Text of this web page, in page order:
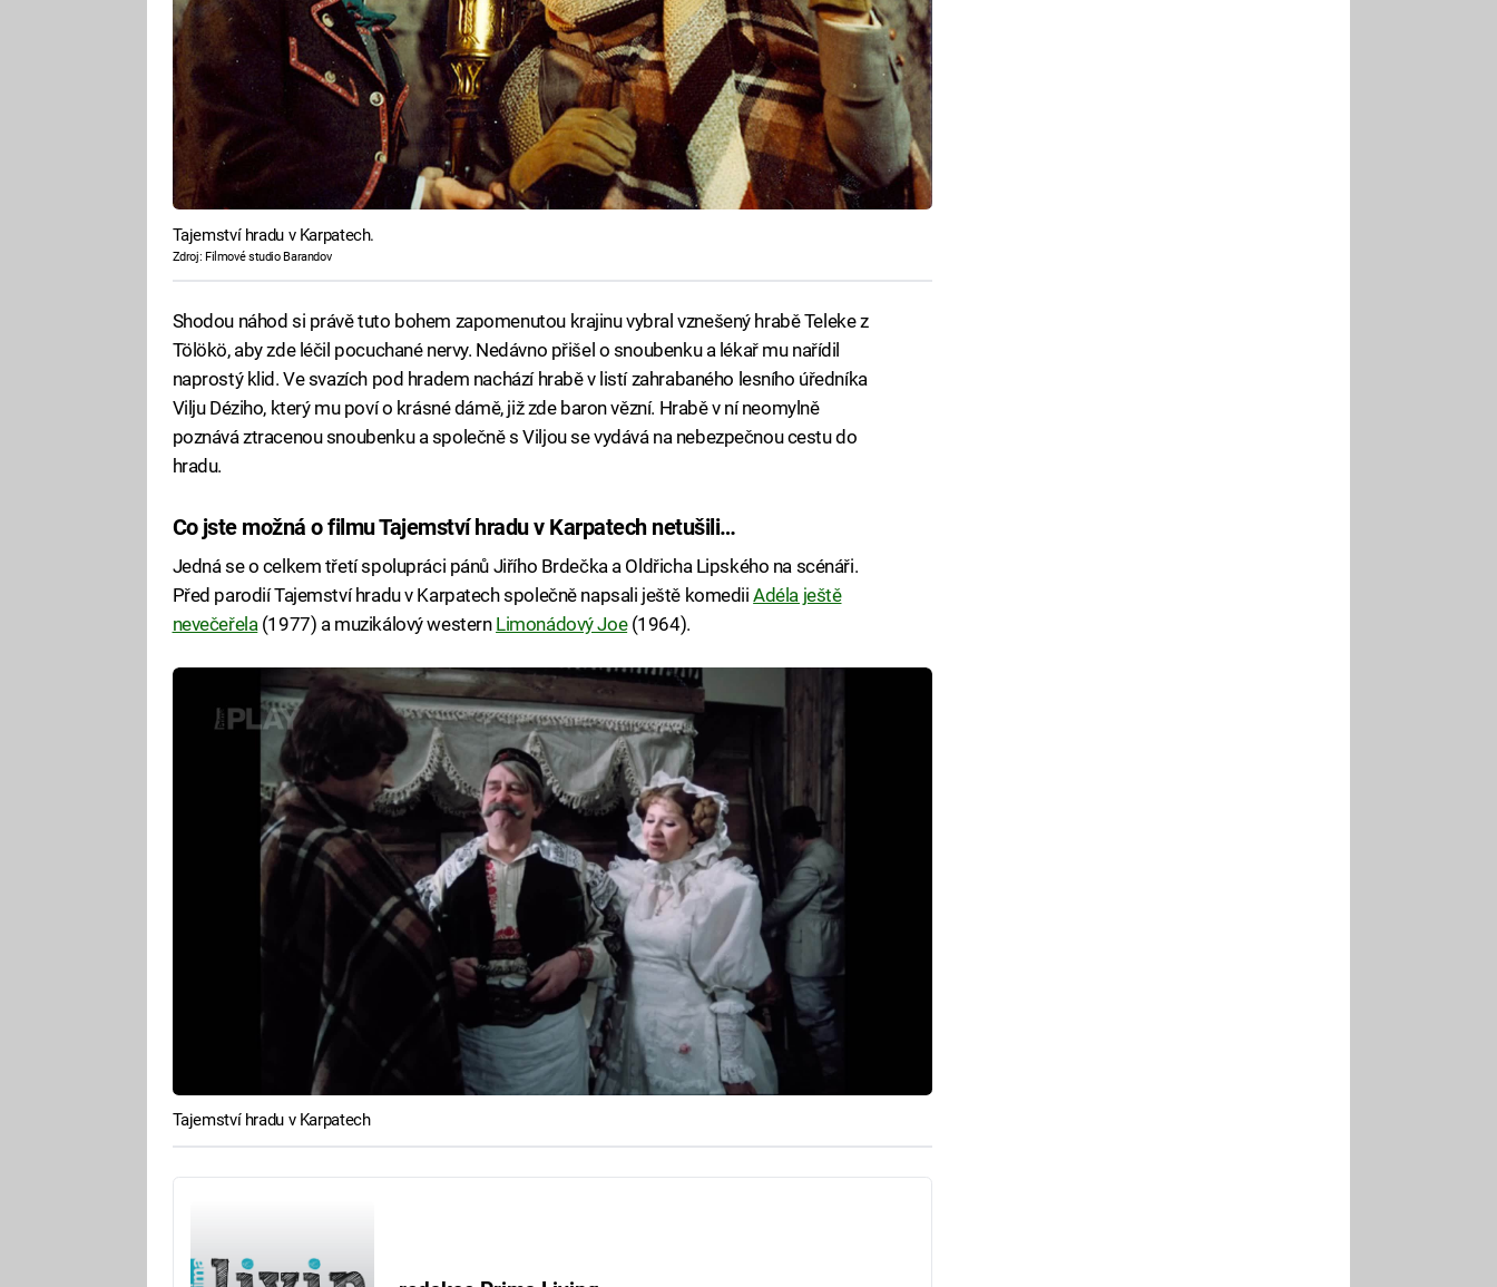
Tajemství hradu v Karpatech.
Zdroj: Filmové studio Barandov
Shodou náhod si právě tuto bohem zapomenutou krajinu vybral vznešený hrabě Teleke z
Tölökö, aby zde léčil pocuchané nervy. Nedávno přišel o snoubenku a lékař mu nařídil
naprostý klid. Ve svazích pod hradem nachází hrabě v listí zahrabaného lesního úředníka
Vilju Déziho, který mu poví o krásné dámě, již zde baron vězní. Hrabě v ní neomylně
poznává ztracenou snoubenku a společně s Viljou se vydává na nebezpečnou cestu do
hradu.
Co jste možná o filmu Tajemství hradu v Karpatech netušili…
Jedná se o celkem třetí spolupráci pánů Jiřího Brdečka a Oldřicha Lipského na scénáři.
Před parodií Tajemství hradu v Karpatech společně napsali ještě komediiAdéla ještě
nevečeřela(1977) a muzikálový western Limonádový Joe(1964).
Tajemství hradu v Karpatech